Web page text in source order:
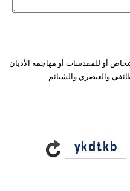
أو للمقدسات أو مهاجمة الأديان
والعنصري والشتائم.